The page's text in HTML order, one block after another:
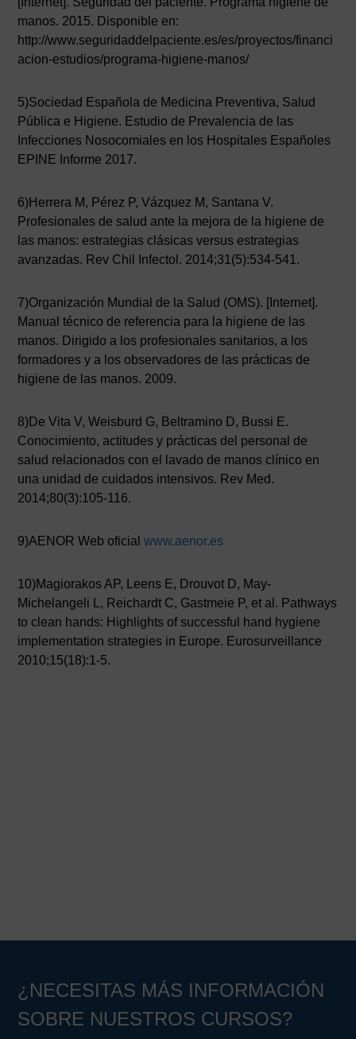
manos. 2015. Disponible en:
http://www.seguridaddelpaciente.es/es/proyectos/financi
acion-estudios/programa-higiene-manos/
5)Sociedad Española de Medicina Preventiva, Salud
Pública e Higiene. Estudio de Prevalencia de las
Infecciones Nosocomiales en los Hospitales Españoles
EPINE Informe 2017.
6)Herrera M, Pérez P, Vázquez M, Santana V.
Profesionales de salud ante la mejora de la higiene de
las manos: estrategias clásicas versus estrategias
avanzadas. Rev Chil Infectol. 2014;31(5):534-541.
7)Organización Mundial de la Salud (OMS). [Internet].
Manual técnico de referencia para la higiene de las
manos. Dirigido a los profesionales sanitarios, a los
formadores y a los observadores de las prácticas de
higiene de las manos. 2009.
8)De Vita V, Weisburd G, Beltramino D, Bussi E.
Conocimiento, actitudes y prácticas del personal de
salud relacionados con el lavado de manos clínico en
una unidad de cuidados intensivos. Rev Med.
2014;80(3):105-116.
9)AENOR Web oficialwww.aenor.es
10)Magiorakos AP, Leens E, Drouvot D, May-
Michelangeli L, Reichardt C, Gastmeie P, et al. Pathways
to clean hands: Highlights of successful hand hygiene
implementation strategies in Europe. Eurosurveillance
2010;15(18):1-5.
¿NECESITAS MÁS INFORMACIÓN
SOBRE NUESTROS CURSOS?